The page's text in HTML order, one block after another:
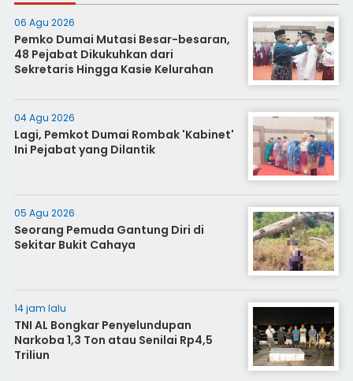
06 Agu 2026
Pemko Dumai Mutasi Besar-besaran,
48 Pejabat Dikukuhkan dari
Sekretaris Hingga Kasie Kelurahan
04 Agu 2026
Lagi, Pemkot Dumai Rombak 'Kabinet'
Ini Pejabat yang Dilantik
05 Agu 2026
Seorang Pemuda Gantung Diri di
Sekitar Bukit Cahaya
14 jam lalu
TNI AL Bongkar Penyelundupan
Narkoba 1,3 Ton atau Senilai Rp4,5
Triliun